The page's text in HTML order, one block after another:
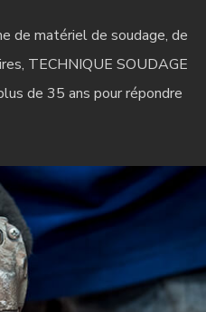
de matériel de soudage, de
TECHNIQUE SOUDAGE
de 35 ans pour répondre